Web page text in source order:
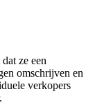
ze een
omschrijven en
verkopers